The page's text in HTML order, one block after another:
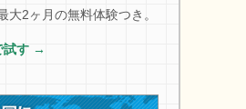
大2ヶ月の無料体験つき。
試す →